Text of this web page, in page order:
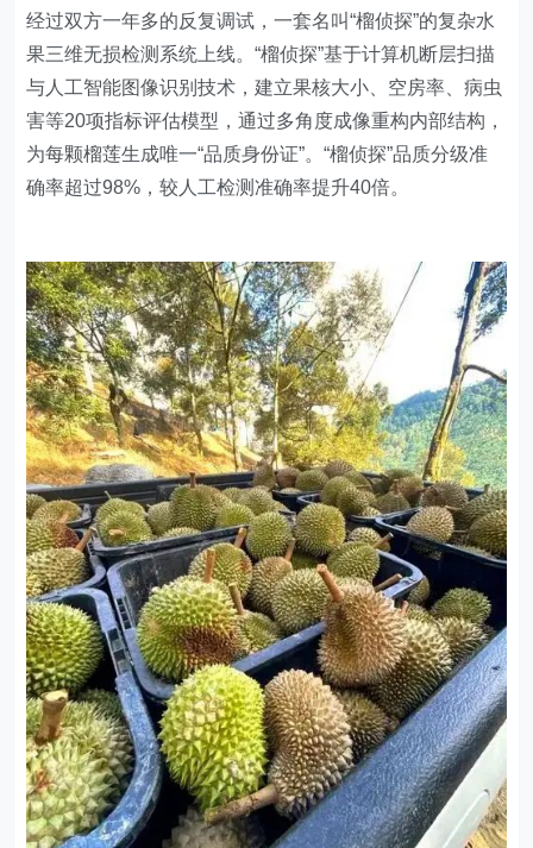
经过双方一年多的反复调试，一套名叫“榴侦探”的复杂水
果三维无损检测系统上线。“榴侦探”基于计算机断层扫描
与人工智能图像识别技术，建立果核大小、空房率、病虫
害等20项指标评估模型，通过多角度成像重构内部结构，
为每颗榴莲生成唯一“品质身份证”。“榴侦探”品质分级准
确率超过98%，较人工检测准确率提升40倍。